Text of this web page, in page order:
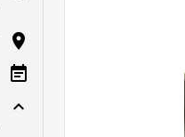
location_on
event_note
keyboard_arrow_up